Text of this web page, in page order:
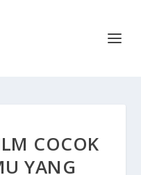
COCOK
YANG